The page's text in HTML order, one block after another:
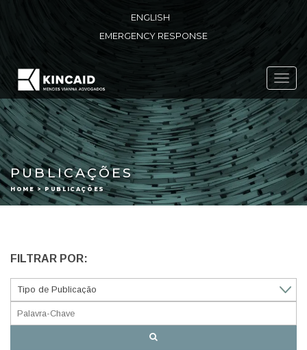
ENGLISH
EMERGENCY RESPONSE
PUBLICAÇÕES
HOME > PUBLICAÇÕES
FILTRAR POR: